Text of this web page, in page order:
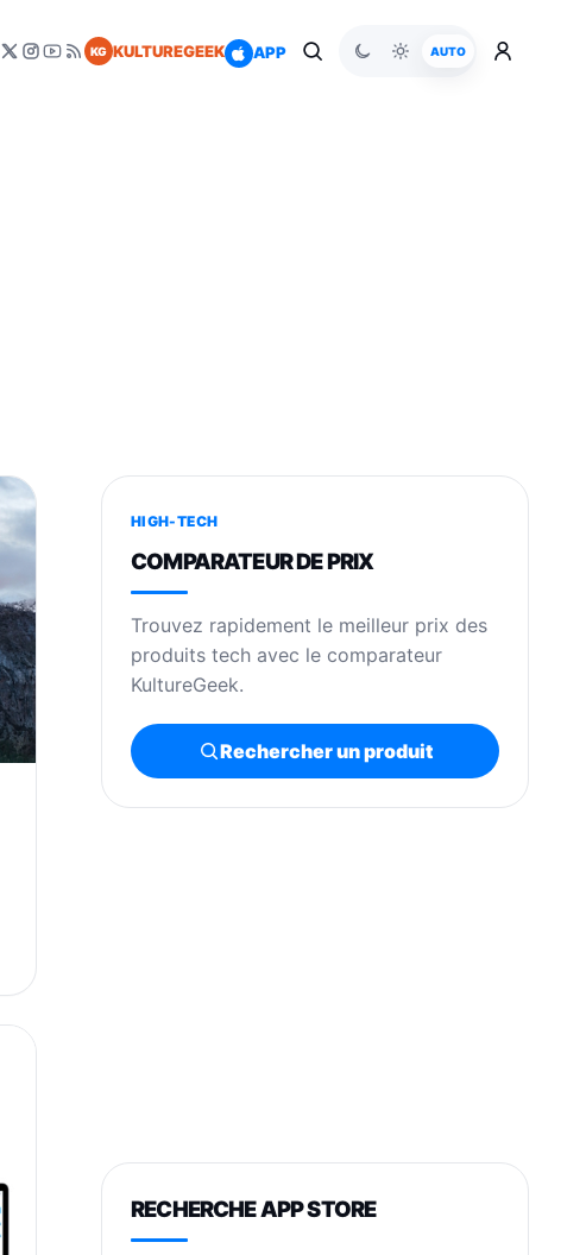
KG KULTUREGEEK APP AUTO
HIGH-TECH
COMPARATEUR DE PRIX
Trouvez rapidement le meilleur prix des
produits tech avec le comparateur
KultureGeek.
Rechercher un produit
RECHERCHE APP STORE